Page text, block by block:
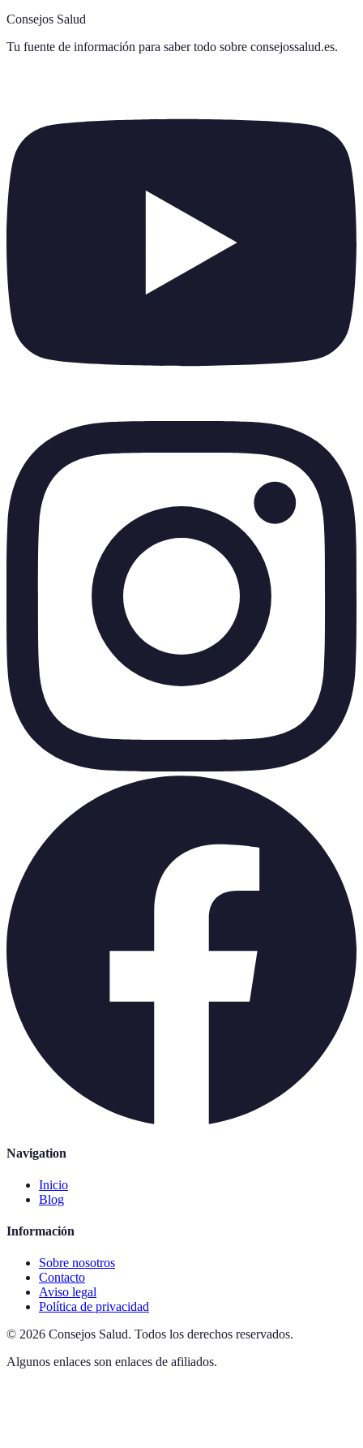
Consejos Salud
Tu fuente de información para saber todo sobre consejossalud.es.
Navigation
Inicio
Blog
Información
Sobre nosotros
Contacto
Aviso legal
Política de privacidad
© 2026 Consejos Salud. Todos los derechos reservados.
Algunos enlaces son enlaces de afiliados.